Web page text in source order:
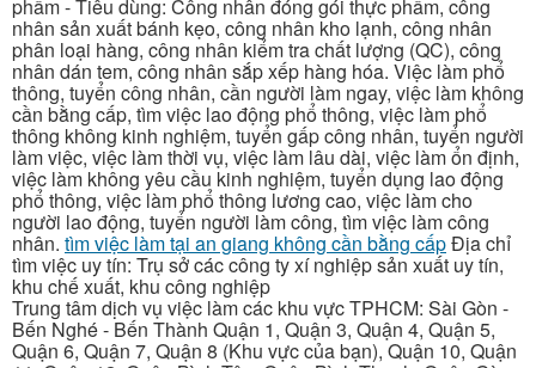
phẩm - Tiêu dùng: Công nhân đóng gói thực phẩm, công
nhân sản xuất bánh kẹo, công nhân kho lạnh, công nhân
phân loại hàng, công nhân kiểm tra chất lượng (QC), công
nhân dán tem, công nhân sắp xếp hàng hóa. Việc làm phổ
thông, tuyển công nhân, cần người làm ngay, việc làm không
cần bằng cấp, tìm việc lao động phổ thông, việc làm phổ
thông không kinh nghiệm, tuyển gấp công nhân, tuyển người
làm việc, việc làm thời vụ, việc làm lâu dài, việc làm ổn định,
việc làm không yêu cầu kinh nghiệm, tuyển dụng lao động
phổ thông, việc làm phổ thông lương cao, việc làm cho
người lao động, tuyển người làm công, tìm việc làm công
nhân. tìm việc làm tại an giang không cần bằng cấpĐịa chỉ
tìm việc uy tín: Trụ sở các công ty xí nghiệp sản xuất uy tín,
khu chế xuất, khu công nghiệp
Trung tâm dịch vụ việc làm các khu vực TPHCM: Sài Gòn -
Bến Nghé - Bến Thành Quận 1, Quận 3, Quận 4, Quận 5,
Quận 6, Quận 7, Quận 8 (Khu vực của bạn), Quận 10, Quận